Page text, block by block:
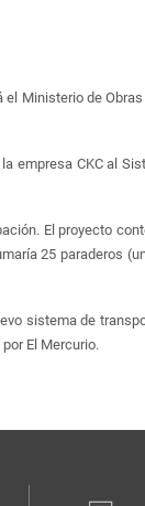
de
CKC al
El proyecto
25 paraderos
sistema de
El Mercurio.